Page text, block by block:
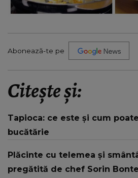
Abonează-te pe
Citește și:
Tapioca: ce este și cum
bucătărie
Plăcinte cu telemea și
pregătită de chef Sorin